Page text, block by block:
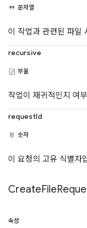
문자열
이 작업과 관련된 파일
recursive
부울
작업이 재귀적인지 여
requestId
숫자
이 요청의 고유 식별자
CreateFile
속성